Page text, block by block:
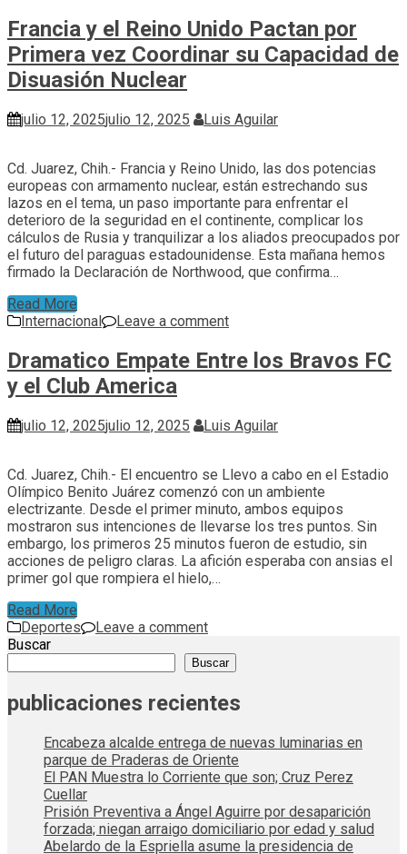
Francia y el Reino Unido Pactan por
Primera vez Coordinar su Capacidad de
Disuasión Nuclear
julio 12, 2025julio 12, 2025 Luis Aguilar
Cd. Juarez, Chih.- Francia y Reino Unido, las dos potencias
europeas con armamento nuclear, están estrechando sus
lazos en el tema, un paso importante para enfrentar el
deterioro de la seguridad en el continente, complicar los
cálculos de Rusia y tranquilizar a los aliados preocupados por
el futuro del paraguas estadounidense. Esta mañana hemos
firmado la Declaración de Northwood, que confirma…
Read More
Internacional
Leave a comment
Dramatico Empate Entre los Bravos FC
y el Club America
julio 12, 2025julio 12, 2025 Luis Aguilar
Cd. Juarez, Chih.- El encuentro se Llevo a cabo en el Estadio
Olímpico Benito Juárez comenzó con un ambiente
electrizante. Desde el primer minuto, ambos equipos
mostraron sus intenciones de llevarse los tres puntos. Sin
embargo, los primeros 25 minutos fueron de estudio, sin
acciones de peligro claras. La afición esperaba con ansias el
primer gol que rompiera el hielo,…
Read More
Deportes
Leave a comment
Buscar
Buscar
publicaciones recientes
Encabeza alcalde entrega de nuevas luminarias en
parque de Praderas de Oriente
El PAN Muestra lo Corriente que son; Cruz Perez
Cuellar
Prisión Preventiva a Ángel Aguirre por desaparición
forzada; niegan arraigo domiciliario por edad y salud
Abelardo de la Espriella asume la presidencia de